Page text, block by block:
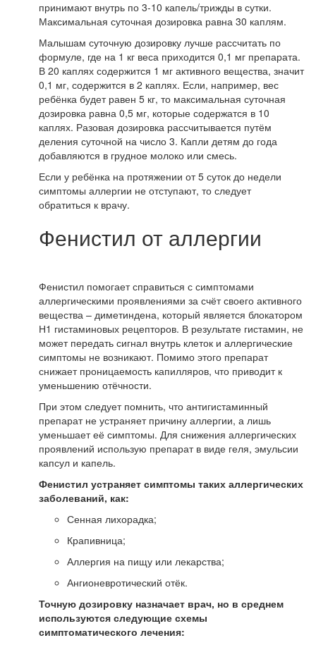
принимают внутрь по 3-10 капель/трижды в сутки.
Максимальная суточная дозировка равна 30 каплям.
Малышам суточную дозировку лучше рассчитать по
формуле, где на 1 кг веса приходится 0,1 мг препарата.
В 20 каплях содержится 1 мг активного вещества, значит
0,1 мг, содержится в 2 каплях. Если, например, вес
ребёнка будет равен 5 кг, то максимальная суточная
дозировка равна 0,5 мг, которые содержатся в 10
каплях. Разовая дозировка рассчитывается путём
деления суточной на число 3. Капли детям до года
добавляются в грудное молоко или смесь.
Если у ребёнка на протяжении от 5 суток до недели
симптомы аллергии не отступают, то следует
обратиться к врачу.
Фенистил от аллергии
Фенистил помогает справиться с симптомами
аллергическими проявлениями за счёт своего активного
вещества – диметиндена, который является блокатором
Н1 гистаминовых рецепторов. В результате гистамин, не
может передать сигнал внутрь клеток и аллергические
симптомы не возникают. Помимо этого препарат
снижает проницаемость капилляров, что приводит к
уменьшению отёчности.
При этом следует помнить, что антигистаминный
препарат не устраняет причину аллергии, а лишь
уменьшает её симптомы. Для снижения аллергических
проявлений использую препарат в виде геля, эмульсии
капсул и капель.
Фенистил устраняет симптомы таких аллергических
заболеваний, как:
Сенная лихорадка;
Крапивница;
Аллергия на пищу или лекарства;
Ангионевротический отёк.
Точную дозировку назначает врач, но в среднем
используются следующие схемы
симптоматического лечения: